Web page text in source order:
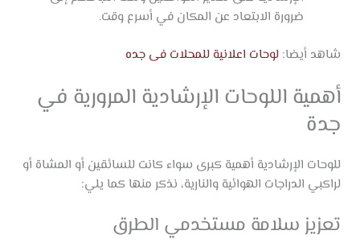
ضرورة الابتعاد عن المكان في أسرع وقت.
شاهد أيضا: لوحات اعلانية للمحلات فى جده
أهمية اللوحات الإرشادية المرورية في
جدة
للوحات الإرشادية أهمية كبرى سواء كانت للسائقين أو المشاة أو
لراكبي الدراجات الهوائية والنارية، نذكر منها كما يلي:
تعزيز سلامة مستخدمي الطرق